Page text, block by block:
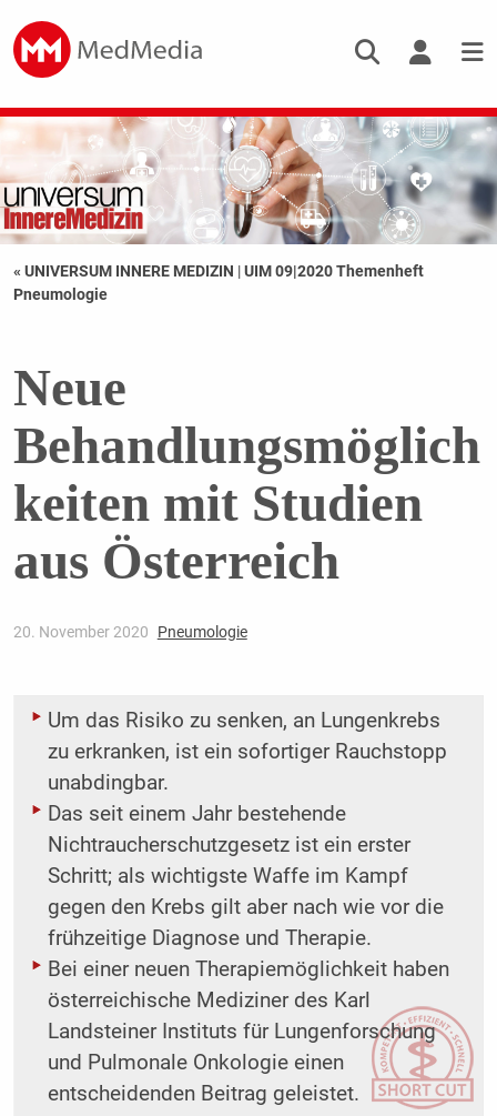
« UNIVERSUM INNERE MEDIZIN |UIM 09|2020 Themenheft
Pneumologie
Neue
Behandlungsmöglich
keiten mit Studien
aus Österreich
20. November 2020 Pneumologie
Um das Risiko zu senken, an Lungenkrebs
zu erkranken, ist ein sofortiger Rauchstopp
unabdingbar.
Das seit einem Jahr bestehende
Nichtraucherschutzgesetz ist ein erster
Schritt; als wichtigste Waffe im Kampf
gegen den Krebs gilt aber nach wie vor die
frühzeitige Diagnose und Therapie.
Bei einer neuen Therapiemöglichkeit haben
österreichische Mediziner des Karl
Landsteiner Instituts für Lungenforschung
und Pulmonale Onkologie einen
entscheidenden Beitrag geleistet.